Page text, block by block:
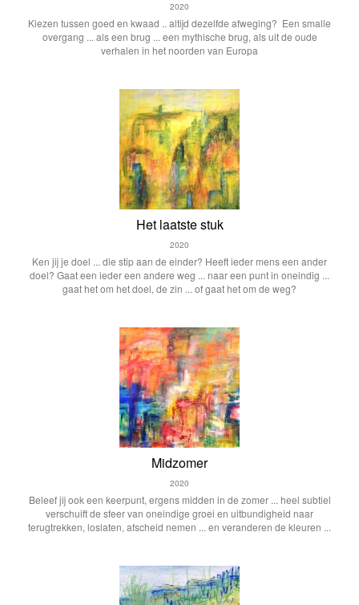
2020
Kiezen tussen goed en kwaad .. altijd dezelfde afweging? Een smalle
overgang ... als een brug ... een mythische brug, als uit de oude
verhalen in het noorden van Europa
Het laatste stuk
2020
Ken jij je doel ... die stip aan de einder? Heeft ieder mens een ander
doel? Gaat een ieder een andere weg ... naar een punt in oneindig ...
gaat het om het doel, de zin ... of gaat het om de weg?
Midzomer
2020
Beleef jij ook een keerpunt, ergens midden in de zomer ... heel subtiel
verschuift de sfeer van oneindige groei en uitbundigheid naar
terugtrekken, loslaten, afscheid nemen ... en veranderen de kleuren ...